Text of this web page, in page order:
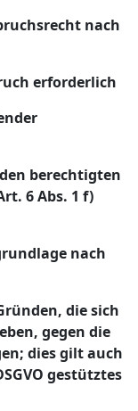
nach
erforderlich
berechtigten
6 Abs. 1 f)
nach
die sich
gegen die
dies gilt auch
gestütztes